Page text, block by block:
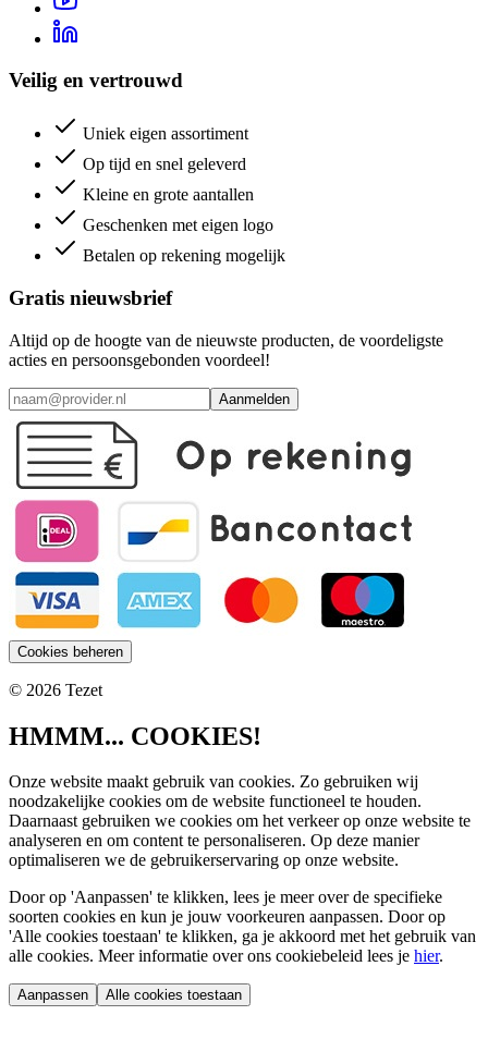
Veilig en vertrouwd
Uniek eigen assortiment
Op tijd en snel geleverd
Kleine en grote aantallen
Geschenken met eigen logo
Betalen op rekening mogelijk
Gratis nieuwsbrief
Altijd op de hoogte van de nieuwste producten, de voordeligste
acties en persoonsgebonden voordeel!
Aanmelden
Cookies beheren
© 2026 Tezet
HMMM... COOKIES!
Onze website maakt gebruik van cookies. Zo gebruiken wij
noodzakelijke cookies om de website functioneel te houden.
Daarnaast gebruiken we cookies om het verkeer op onze website te
analyseren en om content te personaliseren. Op deze manier
optimaliseren we de gebruikerservaring op onze website.
Door op 'Aanpassen' te klikken, lees je meer over de specifieke
soorten cookies en kun je jouw voorkeuren aanpassen. Door op
'Alle cookies toestaan' te klikken, ga je akkoord met het gebruik van
alle cookies. Meer informatie over ons cookiebeleid lees je hier.
Aanpassen Alle cookies toestaan